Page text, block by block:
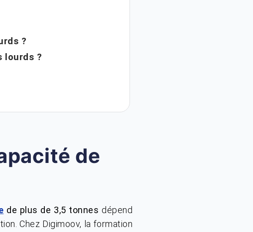
?
lourds ?
de
de plus de 3,5 tonnes dépend
Chez Digimoov, la formation